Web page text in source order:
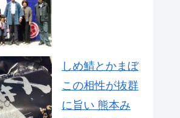
しめ鯖とかまぼ
この相性が抜群
に旨い 熊本み